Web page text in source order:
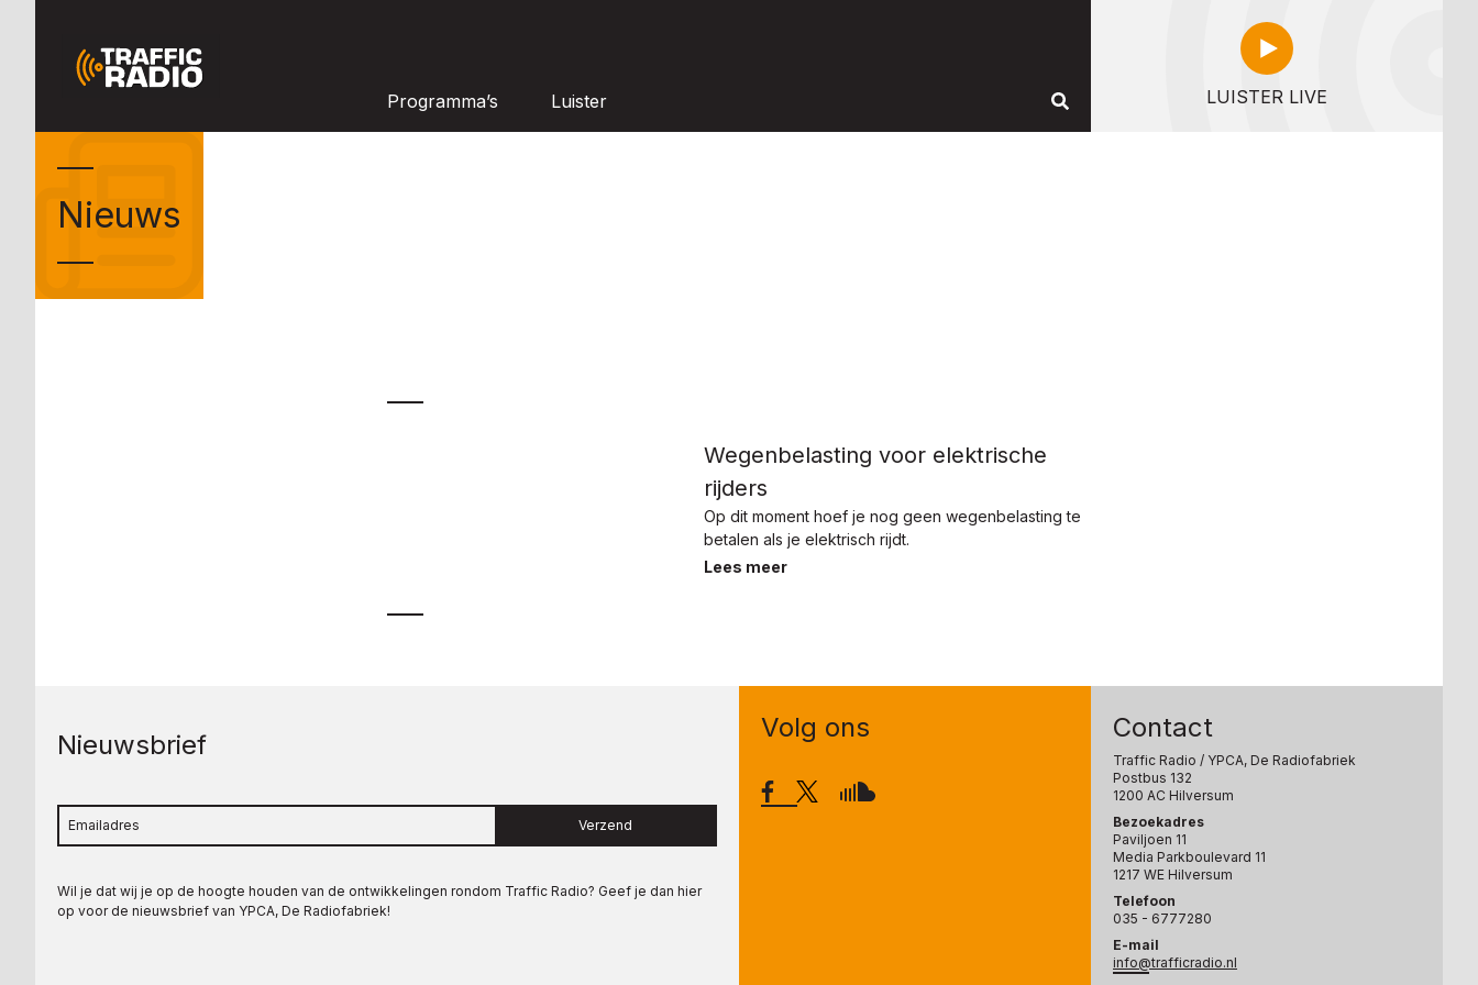
Programma’s Luister LUISTER LIVE
Nieuws
Wegenbelasting voor elektrische
rijders
Op dit moment hoef je nog geen wegenbelasting te
betalen als je elektrisch rijdt.
Lees meer
Nieuwsbrief
Verzend
Wil je dat wij je op de hoogte houden van de ontwikkelingen rondom Traffic Radio? Geef je dan hier
op voor de nieuwsbrief van YPCA, De Radiofabriek!
Volg ons Contact
Traffic Radio / YPCA, De Radiofabriek
Postbus 132
1200 AC Hilversum
Bezoekadres
Paviljoen 11
Media Parkboulevard 11
1217 WE Hilversum
Telefoon
035 - 6777280
E-mail
info@trafficradio.nl